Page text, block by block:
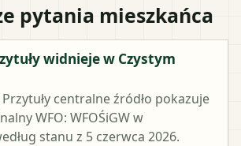
pytania mieszkańca
widnieje w Czystym
centralne źródło pokazuje
WFO: WFOŚiGW w
stanu z 5 czerwca 2026.